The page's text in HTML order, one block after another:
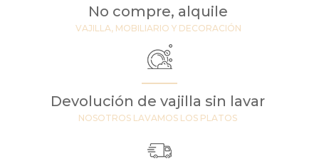
No compre, alquile
VAJILLA, MOBILIARIO Y DECORACIÓN
Devolución de vajilla sin lavar
NOSOTROS LAVAMOS LOS PLATOS